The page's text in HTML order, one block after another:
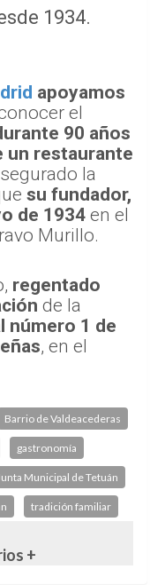
1934.
apoyamos
el
90 años
un restaurante
la
su fundador,
de 1934 en el
Murillo.
regentado
de la
número 1 de
, en el
Barrio de Valdeacederas
gastronomía
Municipal de Tetuán
tradición familiar
+